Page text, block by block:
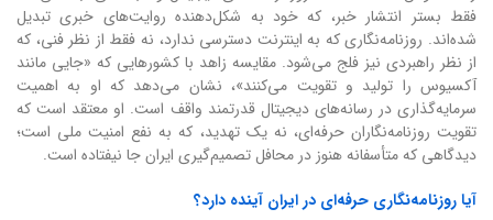
فقط بستر انتشار خبر، که خود به شکل‌دهنده روایت‌های خبری تبدیل
شده‌اند. روزنامه‌نگاری که به اینترنت دسترسی ندارد، نه فقط از نظر فنی، که
از نظر راهبردی نیز فلج می‌شود. مقایسه زاهد با کشورهایی که «جایی مانند
آکسیوس را تولید و تقویت می‌کنند»، نشان می‌دهد که او به اهمیت
سرمایه‌گذاری در رسانه‌های دیجیتال قدرتمند واقف است. او معتقد است که
تقویت روزنامه‌نگاران حرفه‌ای، نه یک تهدید، که به نفع امنیت ملی است؛
دیدگاهی که متأسفانه هنوز در محافل تصمیم‌گیری ایران جا نیفتاده است.
آیا روزنامه‌نگاری حرفه‌ای در ایران آینده دارد؟